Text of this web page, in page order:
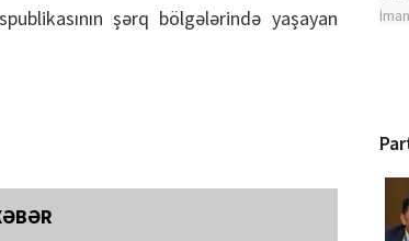
şərq bölgələrində yaşayan